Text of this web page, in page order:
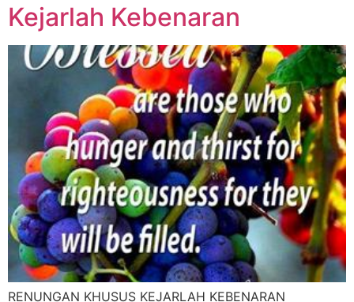
Kejarlah Kebenaran
RENUNGAN KHUSUS KEJARLAH KEBENARAN